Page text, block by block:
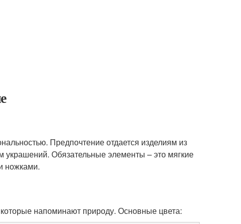
Предпочтение отдается изделиям из
украшений. Обязательные элементы – это мягкие
ножками.
напоминают природу. Основные цвета: